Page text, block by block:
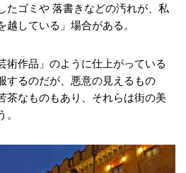
たゴミや 落書きなどの汚れが、私
している」場合がある。
術作品」のように仕上がっている
するのだが、悪意の見えるもの
茶なものもあり、それらは街の美